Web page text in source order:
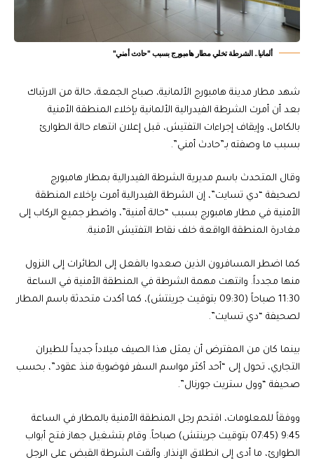
ألمانيا.. الشرطة تخلي مطار هامبورج بسبب "حادث أمني"
شهد مطار مدينة هامبورج الألمانية، صباح الجمعة، حالة من الارتباك
بعد أن أمرت الشرطة الفيدرالية الألمانية بإخلاء المنطقة الأمنية
بالكامل، وإيقاف إجراءات التفتيش، قبل إعلان انتهاء حالة الطوارئ
بسبب ما وصفته بـ”حادث أمني”.
وقال المتحدث باسم مديرية الشرطة الفيدرالية بمطار هامبورج
لصحيفة “دي تسايت”، إن الشرطة الفيدرالية أمرت بإخلاء المنطقة
الأمنية في مطار هامبورج بسبب “حالة أمنية”، واضطر جميع الركاب إلى
مغادرة المنطقة الواقعة خلف نقاط التفتيش الأمنية.
كما اضطر المسافرون الذين صعدوا بالفعل إلى الطائرات إلى النزول
منها مجدداً. وانتهت مهمة الشرطة في المنطقة الأمنية في الساعة
11:30 صباحاً (09:30 بتوقيت جرينتش)، كما أكدت متحدثة باسم المطار
لصحيفة “دي تسايت”.
بينما كان من المفترض أن يمثل هذا الصيف ميلاداً جديداً للطيران
التجاري، تحول إلى “أحد أكثر مواسم السفر فوضوية منذ عقود”، بحسب
صحيفة “وول ستريت جورنال”.
ووفقاً للمعلومات، اقتحم رجل المنطقة الأمنية بالمطار في الساعة
9:45 (07:45 بتوقيت جرينتش) صباحاً. وقام بتشغيل جهاز فتح أبواب
الطوارئ، ما أدى إلى انطلاق الإنذار. وألقت الشرطة القبض على الرجل